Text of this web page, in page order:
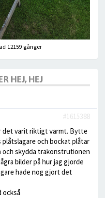
12159 gånger
HEJ, HEJ
#1615388
det varit riktigt varmt. Bytte
och bockat plåtar
och skydda träkonstrutionen
bilder på hur jag gjorde
hade nog gjort det
också